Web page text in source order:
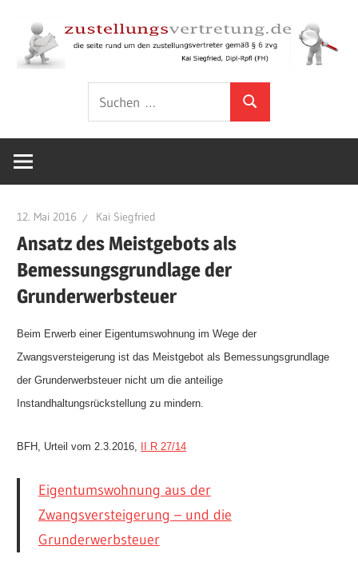
Inhalt
springen
gemäß
6
ZVG
Suchen
12. Mai 2016 Kai Siegfried
Ansatz des Meistgebots als
Bemessungsgrundlage der
Grunderwerbsteuer
Beim Erwerb einer Eigentumswohnung im Wege der
Zwangsversteigerung ist das Meistgebot als Bemessungsgrundlage
der Grunderwerbsteuer nicht um die anteilige
Instandhaltungsrückstellung zu mindern.
BFH, Urteil vom 2.3.2016, II R 27/14
Eigentumswohnung aus der
Zwangsversteigerung – und die
Grunderwerbsteuer